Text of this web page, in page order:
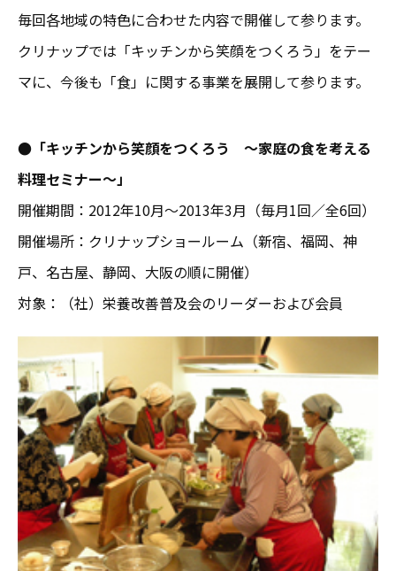
毎回各地域の特色に合わせた内容で開催して参ります。
クリナップでは「キッチンから笑顔をつくろう」をテー
マに、今後も「食」に関する事業を展開して参ります。
●「キッチンから笑顔をつくろう ～家庭の食を考える
料理セミナー～」
開催期間：2012年10月～2013年3月（毎月1回／全6回）
開催場所：クリナップショールーム（新宿、福岡、神
戸、名古屋、静岡、大阪の順に開催）
対象：（社）栄養改善普及会のリーダーおよび会員